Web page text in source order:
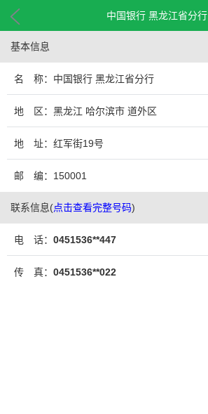
中国银行 黑龙江省分行
基本信息
名 称：中国银行 黑龙江省分行
地 区：黑龙江 哈尔滨市 道外区
地 址：红军街19号
邮 编：150001
联系信息(点击查看完整号码)
电 话： 0451536**447
传 真： 0451536**022